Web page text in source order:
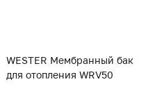
WESTER Мембранный бак
для отопления WRV50